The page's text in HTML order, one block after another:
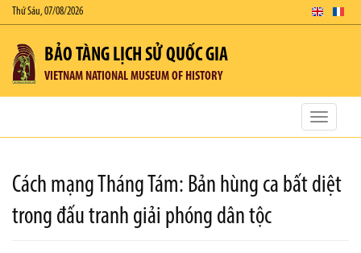
Thứ Sáu, 07/08/2026
BẢO TÀNG LỊCH SỬ QUỐC GIA
VIETNAM NATIONAL MUSEUM OF HISTORY
Toggle
Cách mạng Tháng Tám: Bản hùng ca bất diệt
trong đấu tranh giải phóng dân tộc